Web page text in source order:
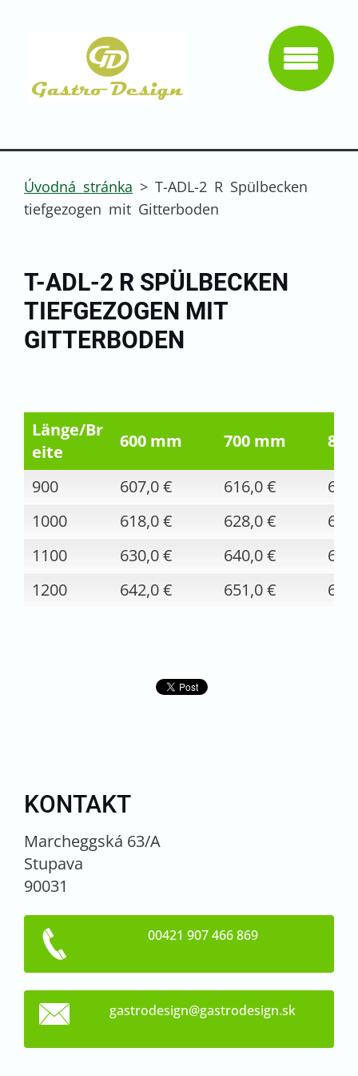
Úvodná stránka > T-ADL-2 R Spülbecken
tiefgezogen mit Gitterboden
T-ADL-2 R SPÜLBECKEN
TIEFGEZOGEN MIT
GITTERBODEN
Länge/Br
eite
600 mm 700 mm
900 607,0 € 616,0 €
1000
618,0 € 628,0 €
1100
630,0 € 640,0 €
1200
642,0 € 651,0 €
KONTAKT
Marcheggská 63/A
Stupava
90031
00421 907 466 869
gastrodesign@gastrodesign.sk